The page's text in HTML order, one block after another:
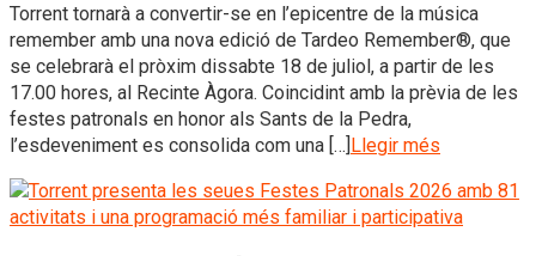
Torrent tornarà a convertir-se en l’epicentre de la música
remember amb una nova edició de Tardeo Remember®, que
se celebrarà el pròxim dissabte 18 de juliol, a partir de les
17.00 hores, al Recinte Àgora. Coincidint amb la prèvia de les
festes patronals en honor als Sants de la Pedra,
l’esdeveniment es consolida com una […]Llegir més